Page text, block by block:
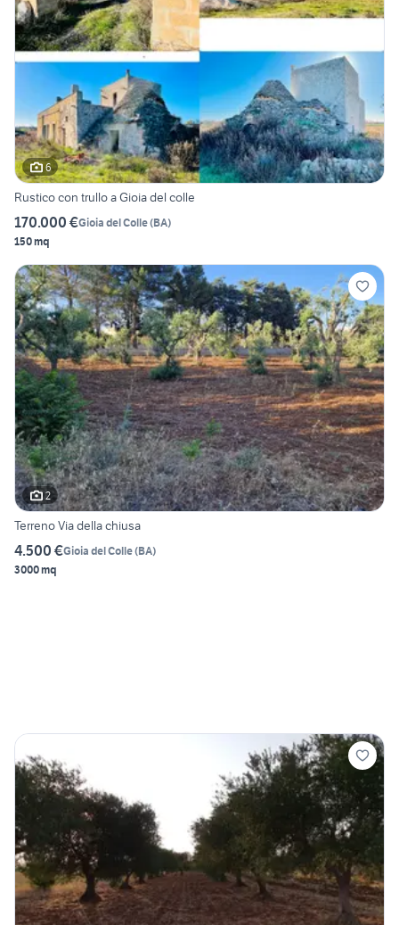
6
Rustico con trullo a Gioia del colle
170.000 €Gioia del Colle(BA)
150 mq
2
Terreno Via della chiusa
4.500 €Gioia del Colle(BA)
3000 mq